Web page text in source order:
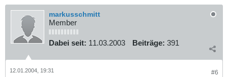
markusschmitt
Member
Dabei seit: 11.03.2003 Beiträge: 391
#6
12.01.2004, 19:31